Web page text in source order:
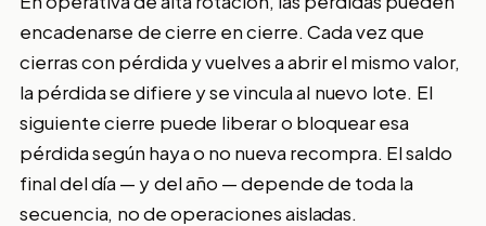
encadenarse de cierre en cierre. Cada vez que
cierras con pérdida y vuelves a abrir el mismo valor,
la pérdida se difiere y se vincula al nuevo lote. El
siguiente cierre puede liberar o bloquear esa
pérdida según haya o no nueva recompra. El saldo
final del día — y del año — depende de toda la
secuencia, no de operaciones aisladas.